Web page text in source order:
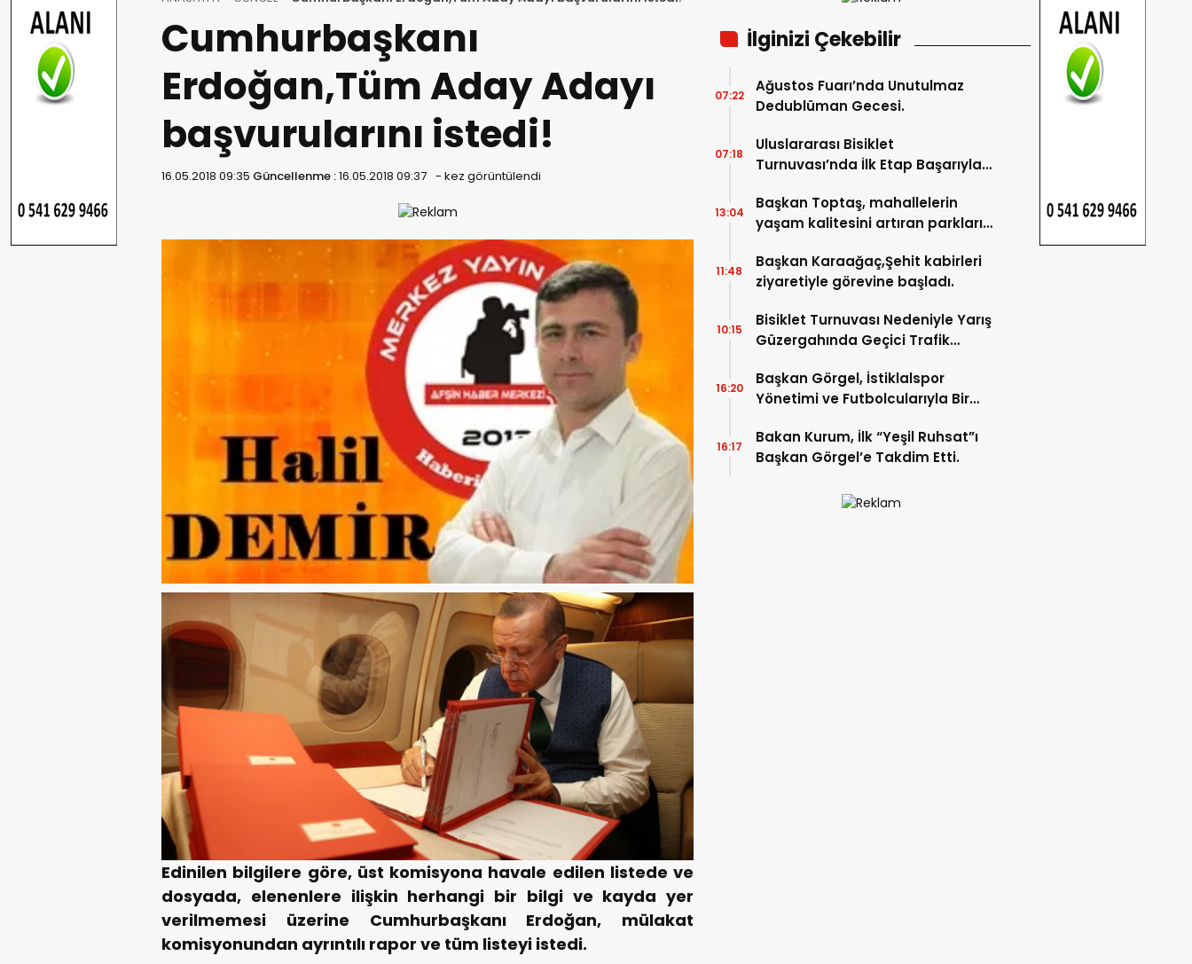
Cumhurbaşkanı
Erdoğan,Tüm Aday Adayı
başvurularını istedi!
16.05.2018 09:35 Güncellenme :16.05.2018 09:37 - kez görüntülendi
Edinilen bilgilere göre, üst komisyona havale edilen listede ve
dosyada, elenenlere ilişkin herhangi bir bilgi ve kayda yer
verilmemesi üzerine Cumhurbaşkanı Erdoğan, mülakat
komisyonundan ayrıntılı rapor ve tüm listeyi istedi.
İlginizi Çekebilir
Ağustos Fuarı’nda Unutulmaz
Dedublüman Gecesi.
07:22
Uluslararası Bisiklet
Turnuvası’nda İlk Etap Başarıyla
07:18
Başkan Toptaş, mahallelerin
yaşam kalitesini artıran parkları
13:04
Başkan Karaağaç,Şehit kabirleri
ziyaretiyle görevine başladı.
11:48
Bisiklet Turnuvası Nedeniyle Yarış
Güzergahında Geçici Trafik
10:15
Başkan Görgel, İstiklalspor
Yönetimi ve Futbolcularıyla Bir
16:20
Bakan Kurum, İlk “Yeşil Ruhsat”ı
Başkan Görgel’e Takdim Etti.
16:17